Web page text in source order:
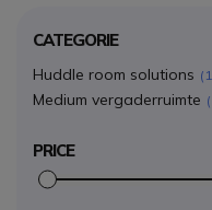
CATEGORIE
Huddle room solutions 1
Medium vergaderruimte
PRICE